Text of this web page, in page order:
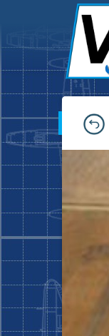
Skip
content